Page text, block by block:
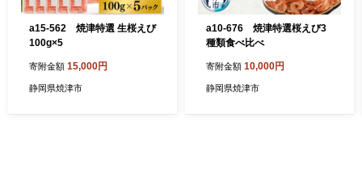
a15-562 焼津特選 生桜えび
100g×5
寄附金額 15,000円
静岡県焼津市
a10-676 焼津特選桜えび3
種類食べ比べ
寄附金額 10,000円
静岡県焼津市